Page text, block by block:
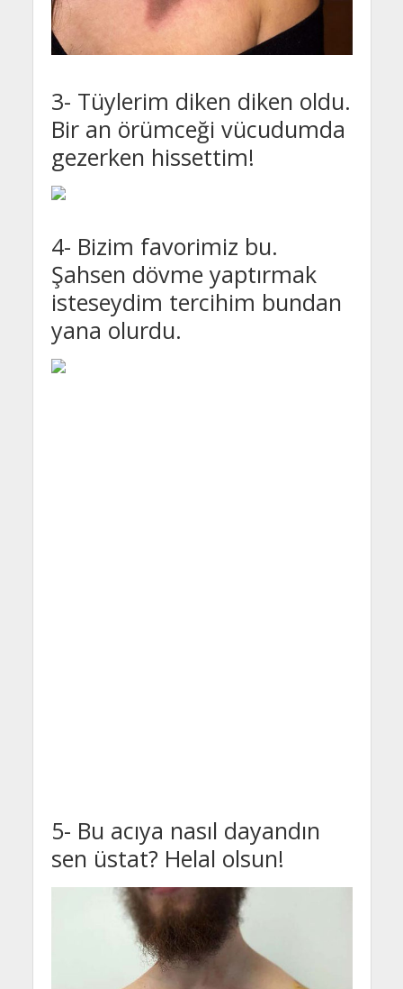
3- Tüylerim diken diken oldu.
Bir an örümceği vücudumda
gezerken hissettim!
4- Bizim favorimiz bu.
Şahsen dövme yaptırmak
isteseydim tercihim bundan
yana olurdu.
5- Bu acıya nasıl dayandın
sen üstat? Helal olsun!